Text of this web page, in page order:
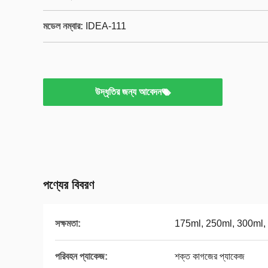
মডেল নম্বার: IDEA-111
উদ্ধৃতির জন্য আবেদন
পণ্যের বিবরণ
সক্ষমতা: 175ml, 250ml, 300ml,
পরিবহন প্যাকেজ: শক্ত কাগজের প্যাকেজ